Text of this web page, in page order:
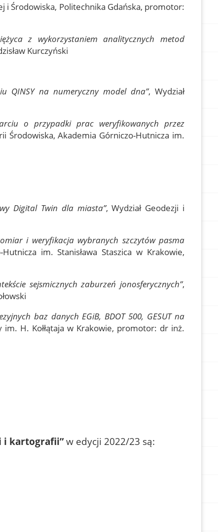
i Środowiska, Politechnika Gdańska, promotor:
z wykorzystaniem analitycznych metod
Kurczyński
QINSY na numeryczny model dna”, Wydział
o przypadki prac weryfikowanych przez
Środowiska, Akademia Górniczo-Hutnicza im.
Digital Twin dla miasta”, Wydział Geodezji i
i weryfikacja wybranych szczytów pasma
im. Stanisława Staszica w Krakowie,
sejsmicznych zaburzeń jonosferycznych”,
baz danych EGiB, BDOT 500, GESUT na
H. Kołłątaja w Krakowie, promotor: dr inż.
i kartografii”w edycji 2022/23 są: